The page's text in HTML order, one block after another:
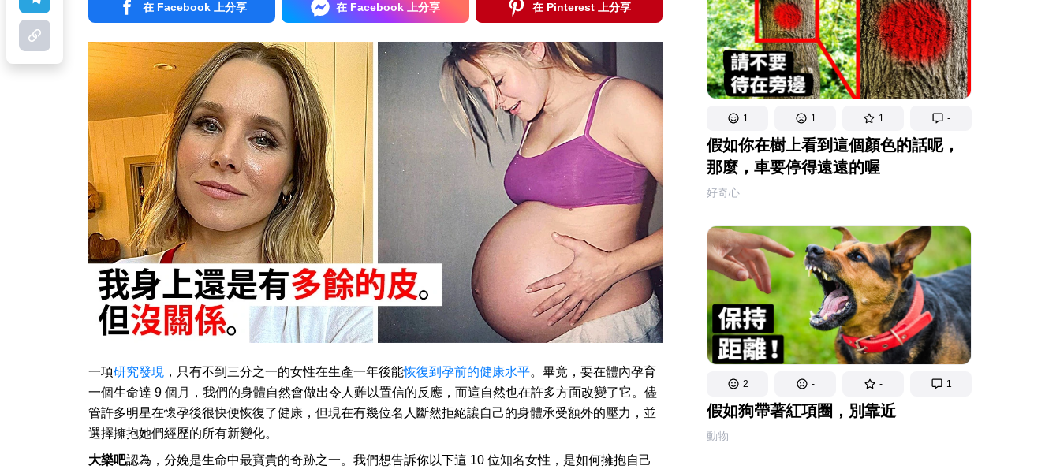
1 1 1 -
假如你在樹上看到這個顏色的話呢，
那麼，車要停得遠遠的喔
好奇心
2 - - 1
假如狗帶著紅項圈，別靠近
動物
在 Facebook 上分享 在 Facebook 上分享 在 Pinterest 上分享
一項研究發現 ，只有不到三分之一的女性在生產一年後能恢復到孕前的健康水平。畢竟，要在體內孕育
一個生命達 9 個月，我們的身體自然會做出令人難以置信的反應，而這自然也在許多方面改變了它。儘
管許多明星在懷孕後很快便恢復了健康，但現在有幾位名人斷然拒絕讓自己的身體承受額外的壓力，並
選擇擁抱她們經歷的所有新變化。
大樂吧認為，分娩是生命中最寶貴的奇跡之一。我們想告訴你以下這 10 位知名女性，是如何擁抱自己